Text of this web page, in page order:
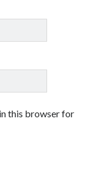
this browser for